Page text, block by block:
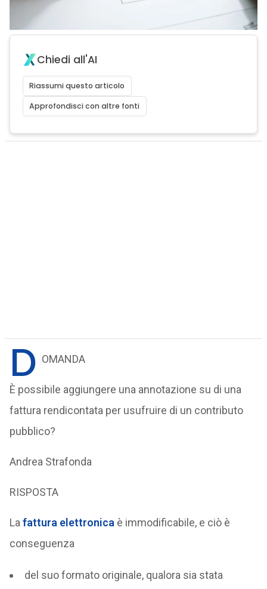
Chiedi all'AI
Riassumi questo articolo
Approfondisci con altre fonti
D OMANDA
È possibile aggiungere una annotazione su di una
fattura rendicontata per usufruire di un contributo
pubblico?
Andrea Strafonda
RISPOSTA
La fattura elettronica è immodificabile, e ciò è
conseguenza
del suo formato originale, qualora sia stata